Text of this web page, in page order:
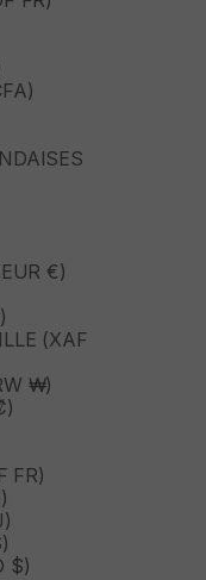
€)
(XAF
₩)
FR)
$)